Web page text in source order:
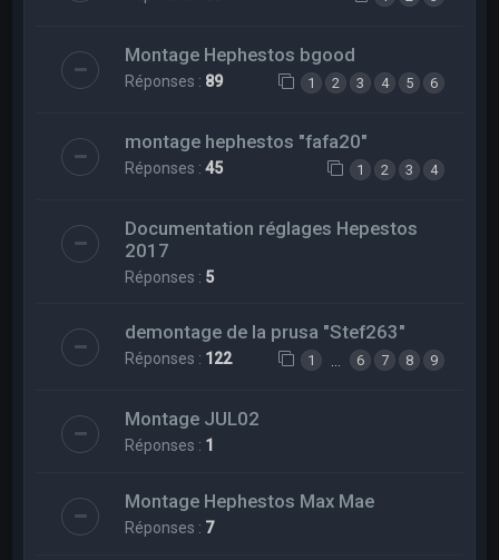
Montage Hephestos bgood
Réponses : 89 1 2 3 4 5 6
montage hephestos "fafa20"
Réponses :45 1 2 3 4
Documentation réglages Hepestos
2017
Réponses : 5
demontage de la prusa "Stef263"
Réponses : 122 1 6 7 8 9
Montage JUL02
Réponses : 1
Montage Hephestos Max Mae
Réponses : 7